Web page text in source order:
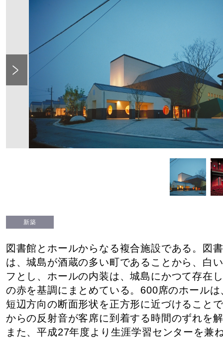
Previous
新築
図書館とホールからなる複合施設である。図
は、城島が酒蔵の多い町であることから、白
フとし、ホールの内装は、城島にかつて存在
の赤を基調にまとめている。600席のホール
短辺方向の断面形状を正方形に近づけること
からの反射音が客席に到着する時間のずれを
また、平成27年度より生涯学習センターを兼